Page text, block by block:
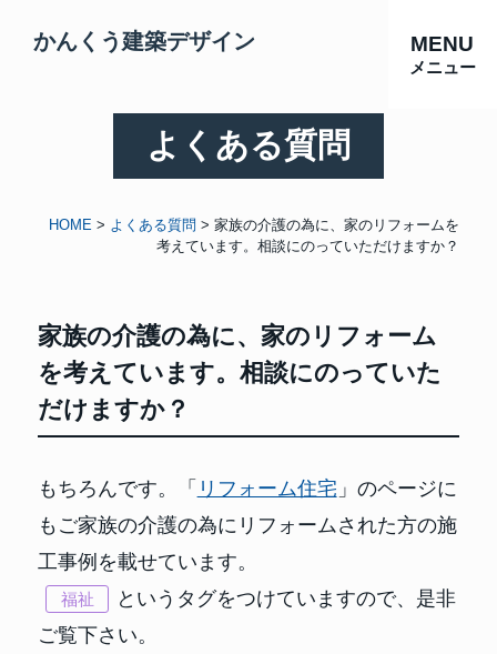
かんくう建築デザイン MENU
メニュー
よくある質問
HOME > よくある質問 >家族の介護の為に、家のリフォームを
考えています。相談にのっていただけますか？
家族の介護の為に、家のリフォーム
を考えています。相談にのっていた
だけますか？
もちろんです。「 リフォーム住宅 」のページに
もご家族の介護の為にリフォームされた方の施
工事例を載せています。
福祉
というタグをつけていますので、是非
ご覧下さい。